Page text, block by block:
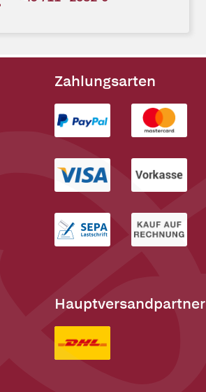
Zahlungsarten
Hauptversandpartner